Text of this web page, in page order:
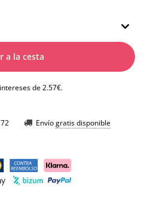
a la cesta
de 2.57€.
Envíogratis disponible